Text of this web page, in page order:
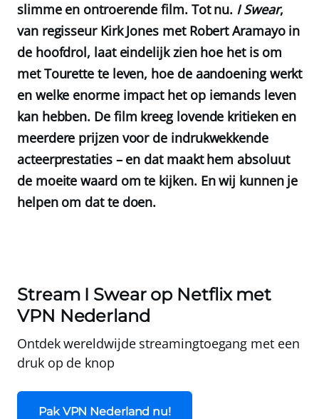
slimme en ontroerende film. Tot nu. I Swear,
van regisseur Kirk Jones met Robert Aramayo in
de hoofdrol, laat eindelijk zien hoe het is om
met Tourette te leven, hoe de aandoening werkt
en welke enorme impact het op iemands leven
kan hebben. De film kreeg lovende kritieken en
meerdere prijzen voor de indrukwekkende
acteerprestaties – en dat maakt hem absoluut
de moeite waard om te kijken. En wij kunnen je
helpen om dat te doen.
Stream I Swear op Netflix met
VPN Nederland
Ontdek wereldwijde streamingtoegang met een
druk op de knop
Pak VPN Nederland nu!